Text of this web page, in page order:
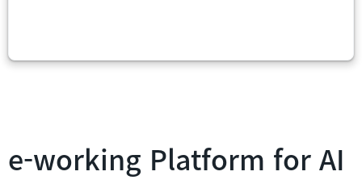
e-working Platform for AI